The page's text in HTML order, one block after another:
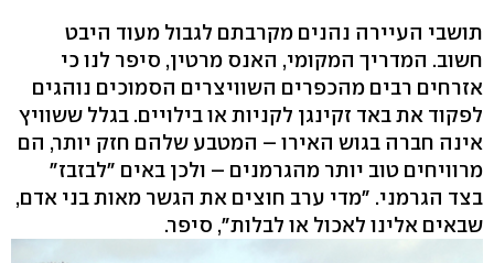
תושבי העיירה נהנים מקרבתם לגבול מעוד היבט
חשוב. המדריך המקומי, האנס מרטין, סיפר לנו כי
אזרחים רבים מהכפרים השוויצרים הסמוכים נוהגים
לפקוד את באד זקינגן לקניות או בילויים. בגלל ששוויץ
אינה חברה בגוש האירו – המטבע שלהם חזק יותר, הם
מרוויחים טוב יותר מהגרמנים – ולכן באים "לבזבז"
בצד הגרמני. "מדי ערב חוצים את הגשר מאות בני אדם,
שבאים אלינו לאכול או לבלות", סיפר.